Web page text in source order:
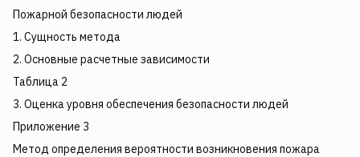
Пожарной безопасности людей
1. Сущность метода
2. Основные расчетные зависимости
Таблица 2
3. Оценка уровня обеспечения безопасности людей
Приложение 3
Метод определения вероятности возникновения пожара